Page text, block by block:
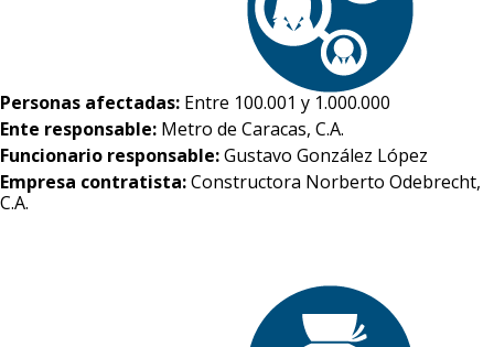
Personas afectadas: Entre 100.001 y 1.000.000
Ente responsable: Metro de Caracas, C.A.
Funcionario responsable:Gustavo González López
Empresa contratista:Constructora Norberto Odebrecht,
C.A.